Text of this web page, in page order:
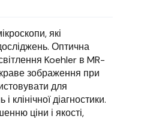
які
Оптична
Koehler в MR-
зображення при
для
клінічної діагностики.
ціни і якості,